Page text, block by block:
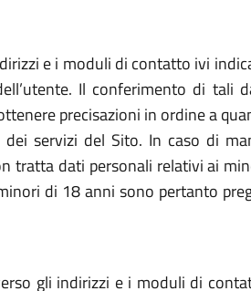
e i moduli di contatto ivi
Il conferimento di tali
precisazioni in ordine a
servizi del Sito. In caso di
dati personali relativi ai
di 18 anni sono pertanto
gli indirizzi e i moduli di